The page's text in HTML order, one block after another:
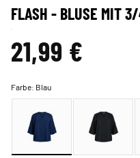
FLASH - BLUSE MIT
21,99 €
Farbe: Blau